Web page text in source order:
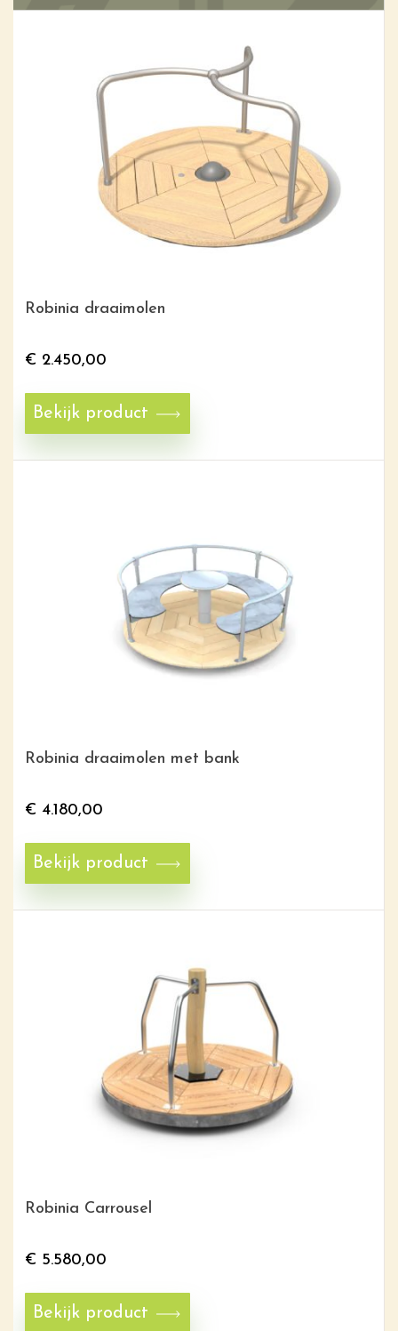
Robinia draaimolen
€ 2.450,00
Bekijk product
Robinia draaimolen met bank
€ 4.180,00
Bekijk product
Robinia Carrousel
€ 5.580,00
Bekijk product